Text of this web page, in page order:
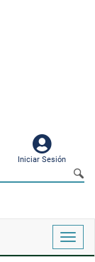
Iniciar Sesión